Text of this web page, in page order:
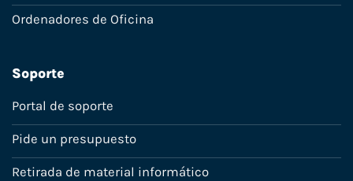
Ordenadores de Oficina
Soporte
Portal de soporte
Pide un presupuesto
Retirada de material informático